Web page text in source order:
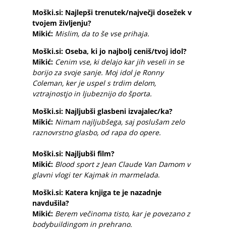
Moški.si: Najlepši trenutek/največji dosežek v
tvojem življenju?
Mikić: Mislim, da to še vse prihaja.
Moški.si: Oseba, ki jo najbolj ceniš/tvoj idol?
Mikić: Cenim vse, ki delajo kar jih veseli in se
borijo za svoje sanje. Moj idol je Ronny
Coleman, ker je uspel s trdim delom,
vztrajnostjo in ljubeznijo do športa.
Moški.si: Najljubši glasbeni izvajalec/ka?
Mikić: Nimam najljubšega, saj poslušam zelo
raznovrstno glasbo, od rapa do opere.
Moški.si: Najljubši film?
Mikić: Blood sport z Jean Claude Van Damom v
glavni vlogi ter Kajmak in marmelada.
Moški.si: Katera knjiga te je nazadnje
navdušila?
Mikić: Berem večinoma tisto, kar je povezano z
bodybuildingom in prehrano.